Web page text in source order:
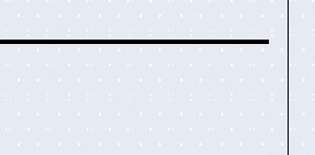
BOL-TONE MUNTER